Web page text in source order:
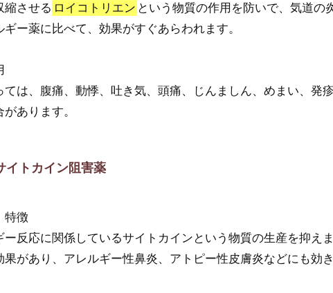
縮させる ロイコトリエン という物質の作用を防いで、気道の
ギー薬に比べて、効果がすぐあらわれます。
ては、腹痛、動悸、吐き気、頭痛、じんましん、めまい、発
あります。
イトカイン阻害薬
特徴
ー反応に関係しているサイトカインという物質の生産を抑え
果があり、アレルギー性鼻炎、アトピー性皮膚炎などにも効き